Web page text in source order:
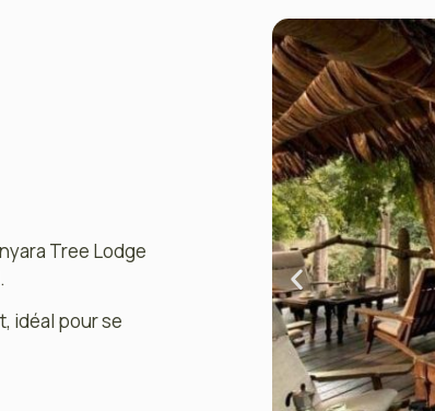
Tree Lodge
idéal pour se